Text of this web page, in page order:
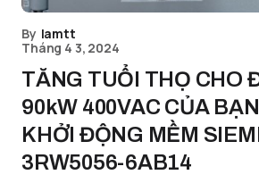
By lamtt
Tháng 4 3, 2024
TĂNG TUỔI THỌ CHO
90kW 400VAC CỦA
KHỞI ĐỘNG MỀM
3RW5056-6AB14